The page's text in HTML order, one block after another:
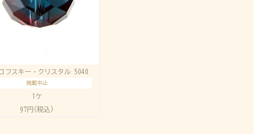
フスキー・クリスタル 5040
掲載中止
1ケ
97円(税込)